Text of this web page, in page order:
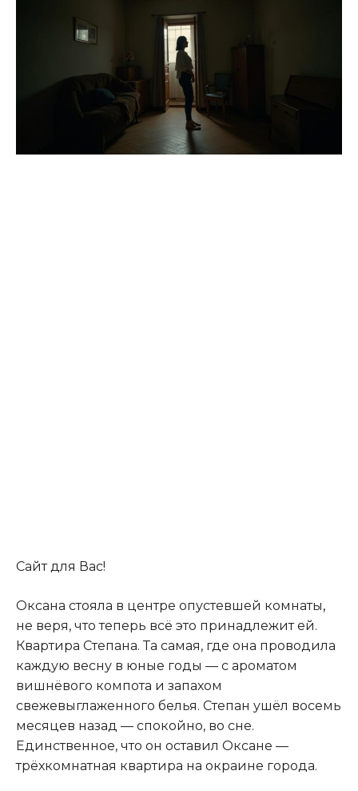
Сайт для Вас!
Оксана стояла в центре опустевшей комнаты,
не веря, что теперь всё это принадлежит ей.
Квартира Степана. Та самая, где она проводила
каждую весну в юные годы — с ароматом
вишнёвого компота и запахом
свежевыглаженного белья. Степан ушёл восемь
месяцев назад — спокойно, во сне.
Единственное, что он оставил Оксане —
трёхкомнатная квартира на окраине города.